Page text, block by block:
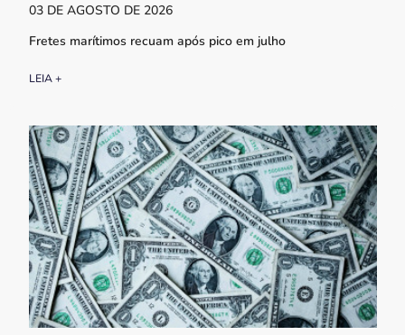
03 DE AGOSTO DE 2026
Fretes marítimos recuam após pico em julho
LEIA +